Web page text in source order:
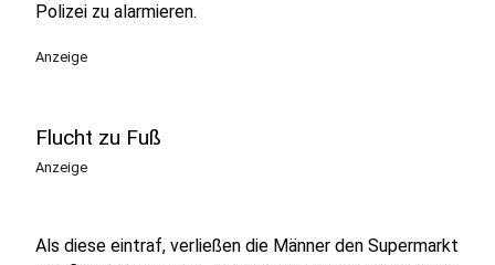
Polizei zu alarmieren.
Anzeige
Flucht zu Fuß
Anzeige
Als diese eintraf, verließen die Männer den Supermarkt